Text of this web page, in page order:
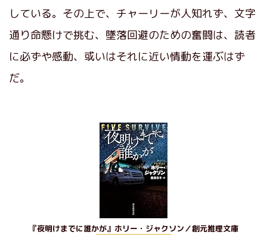
している。その上で、チャーリーが人知れず、文字
通り命懸けで挑む、墜落回避のための奮闘は、読者
に必ずや感動、或いはそれに近い情動を運ぶはず
だ。
『夜明けまでに誰かが』ホリー・ジャクソン／創元推理文庫